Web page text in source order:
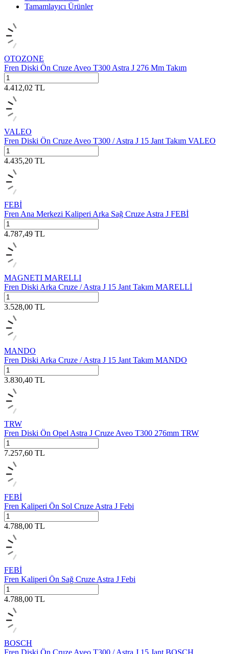
Tamamlayıcı Ürünler
OTOZONE
Fren Diski Ön Cruze Aveo T300 Astra J 276 Mm Takım
4.412,02 TL
VALEO
Fren Diski Ön Cruze Aveo T300 / Astra J 15 Jant Takım VALEO
4.435,20 TL
FEBİ
Fren Ana Merkezi Kaliperi Arka Sağ Cruze Astra J FEBİ
4.787,49 TL
MAGNETI MARELLI
Fren Diski Arka Cruze / Astra J 15 Jant Takım MARELLİ
3.528,00 TL
MANDO
Fren Diski Arka Cruze / Astra J 15 Jant Takım MANDO
3.830,40 TL
TRW
Fren Diski Ön Opel Astra J Cruze Aveo T300 276mm TRW
7.257,60 TL
FEBİ
Fren Kaliperi Ön Sol Cruze Astra J Febi
4.788,00 TL
FEBİ
Fren Kaliperi Ön Sağ Cruze Astra J Febi
4.788,00 TL
BOSCH
Fren Diski Ön Cruze Aveo T300 / Astra J 15 Jant BOSCH